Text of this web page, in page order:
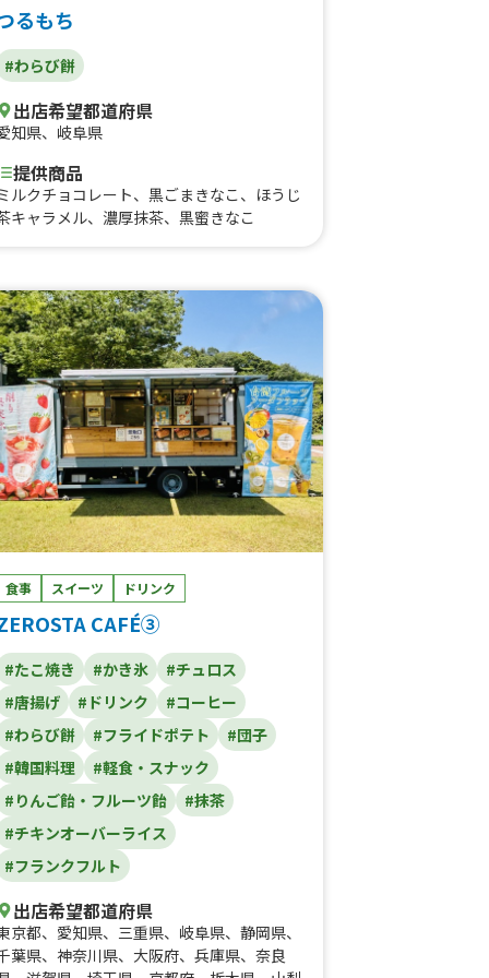
るもち
#わらび餅
出店希望都道府県
知県、 岐阜県
提供商品
ルクチョコレート、黒ごまきなこ、ほうじ
キャラメル、濃厚抹茶、黒蜜きなこ
食事 スイーツ ドリンク
CAFÉ③
#たこ焼き #かき氷
#チュロス
#唐揚げ
#ドリンク
#コーヒー
#わらび餅
#フライドポテト
#団子
#韓国料理
#軽食・スナック
#りんご飴・フルーツ飴
#抹茶
#チキンオーバーライス
#フランクフルト
出店希望都道府県
京都、 愛知県、 三重県、 岐阜県、 静岡県、
葉県、 神奈川県、 大阪府、 兵庫県、 奈良